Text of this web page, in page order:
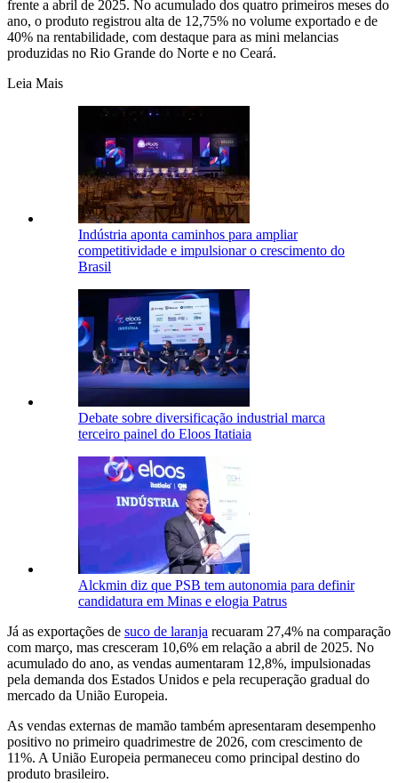
frente a abril de 2025. No acumulado dos quatro primeiros meses do
ano, o produto registrou alta de 12,75% no volume exportado e de
40% na rentabilidade, com destaque para as mini melancias
produzidas no Rio Grande do Norte e no Ceará.
Leia Mais
Indústria aponta caminhos para ampliar
competitividade e impulsionar o crescimento do
Brasil
Debate sobre diversificação industrial marca
terceiro painel do Eloos Itatiaia
Alckmin diz que PSB tem autonomia para definir
candidatura em Minas e elogia Patrus
Já as exportações de suco de laranja recuaram 27,4% na comparação
com março, mas cresceram 10,6% em relação a abril de 2025. No
acumulado do ano, as vendas aumentaram 12,8%, impulsionadas
pela demanda dos Estados Unidos e pela recuperação gradual do
mercado da União Europeia.
As vendas externas de mamão também apresentaram desempenho
positivo no primeiro quadrimestre de 2026, com crescimento de
11%. A União Europeia permaneceu como principal destino do
produto brasileiro.